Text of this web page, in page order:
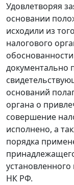
Удовлетворяя
основании
исходили из
налогового
обоснованности
документально
оснований
органа о
совершение
исполнено, а
порядка
установленного
НК РФ.